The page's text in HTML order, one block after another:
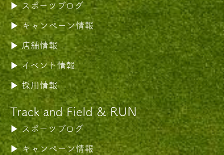
スポーツブログ
キャンペーン情報
店舗情報
イベント情報
採用情報
Track and Field & RUN
スポーツブログ
キャンペーン情報